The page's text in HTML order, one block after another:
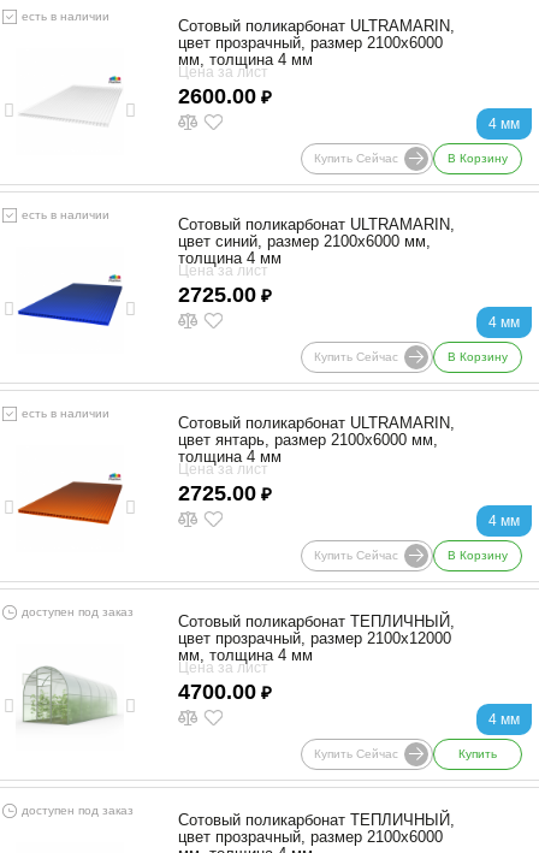
есть в наличии
4 мм
Сотовый поликарбонат ULTRAMARIN,
цвет прозрачный, размер 2100x6000
мм, толщина 4 мм
Цена за лист
2600.00 ₽
Купить Сейчас В Корзину
есть в наличии
4 мм
Сотовый поликарбонат ULTRAMARIN,
цвет синий, размер 2100x6000 мм,
толщина 4 мм
Цена за лист
2725.00 ₽
Купить Сейчас В Корзину
есть в наличии
4 мм
Сотовый поликарбонат ULTRAMARIN,
цвет янтарь, размер 2100x6000 мм,
толщина 4 мм
Цена за лист
2725.00 ₽
Купить Сейчас В Корзину
доступен под заказ
4 мм
Сотовый поликарбонат ТЕПЛИЧНЫЙ,
цвет прозрачный, размер 2100x12000
мм, толщина 4 мм
Цена за лист
4700.00 ₽
Купить Сейчас Купить
доступен под заказ
Сотовый поликарбонат ТЕПЛИЧНЫЙ,
цвет прозрачный, размер 2100x6000